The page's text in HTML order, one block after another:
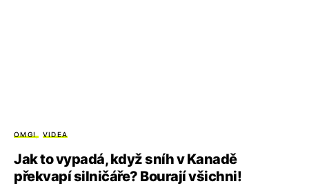
OMG! VIDEA
Jak to vypadá, když sníh v Kanadě
překvapí silničáře? Bourají všichni!